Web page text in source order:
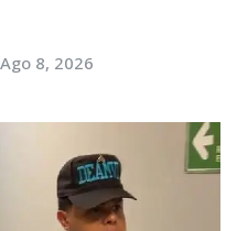
Ago 8, 2026